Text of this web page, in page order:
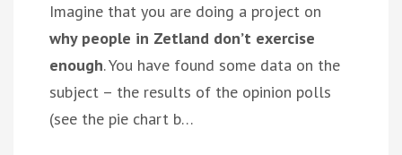
Imagine that you are doing a project on
why people in Zetland don’t exercise
enough. You have found some data on the
subject – the results of the opinion polls
(see the pie chart b…